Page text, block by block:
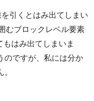
引くとはみ出てしまい
むブロックレベル要素
はみ出てしまいま
のですが、私には分か